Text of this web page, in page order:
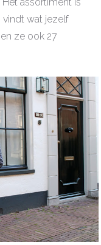
assortiment is
vindt wat jezelf
ze ook 27